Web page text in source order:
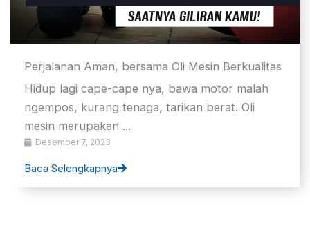
Perjalanan Aman, bersama Oli Mesin Berkualitas
Desember 7, 2023
Hidup lagi cape-cape nya, bawa motor malah
ngempos, kurang tenaga, tarikan berat. Oli
mesin merupakan ...
Baca Selengkapnya